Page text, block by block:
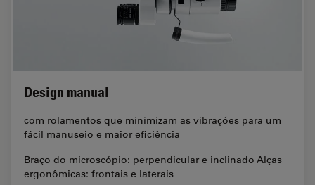
Design manual
com rolamentos que minimizam as vibrações para um
fácil manuseio e maior eficiência
Braço do microscópio: perpendicular e inclinado Alças
ergonômicas: frontais e laterais